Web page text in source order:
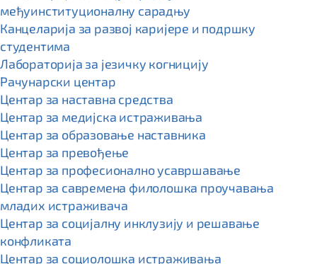
међуинституционалну сарадњу
Канцеларија за развој каријере и подршку
студентима
Лабораторија за језичку когницију
Рачунарски центар
Центар за наставна средства
Центар за медијска истраживања
Центар за образовање наставника
Центар за превођење
Центар за професионално усавршавање
Центар за савремена филолошка проучавања
младих истраживача
Центар за социјалну инклузију и решавање
конфликата
Центар за социолошка истраживања